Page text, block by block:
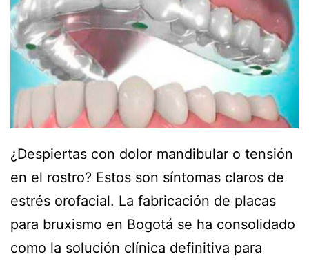
¿Despiertas con dolor mandibular o tensión
en el rostro? Estos son síntomas claros de
estrés orofacial. La fabricación de placas
para bruxismo en Bogotá se ha consolidado
como la solución clínica definitiva para